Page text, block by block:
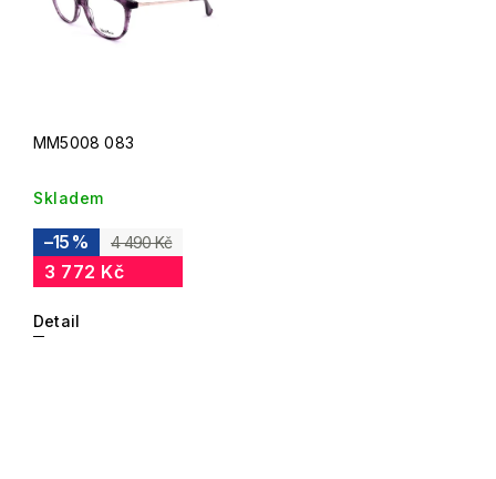
MM5008 083
Skladem
4 490 Kč
–15 %
3 772 Kč
Detail